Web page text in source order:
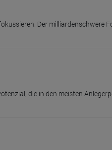
Der milliardenschwere
die in den meisten